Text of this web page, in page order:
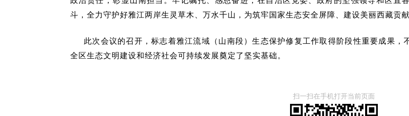
斗，全力守护好雅江两岸生灵草木、万水千山，为筑牢国家生态安全屏障、建设美丽西藏贡献
此次会议的召开，标志着雅江流域（山南段）生态保护修复工作取得阶段性重要成果
全区生态文明建设和经济社会可持续发展奠定了坚实基础。
扫一扫在手机打开当前页面